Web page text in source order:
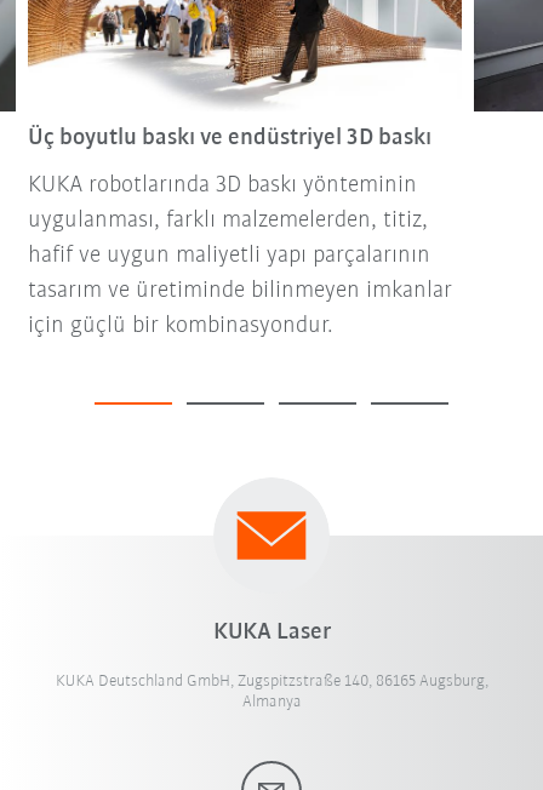
Üç boyutlu baskı ve endüstriyel 3D baskı
KUKA robotlarında 3D baskı yönteminin
uygulanması, farklı malzemelerden, titiz,
hafif ve uygun maliyetli yapı parçalarının
tasarım ve üretiminde bilinmeyen imkanlar
için güçlü bir kombinasyondur.
KUKA Laser
KUKA Deutschland GmbH, Zugspitzstraße 140, 86165 Augsburg,
Almanya